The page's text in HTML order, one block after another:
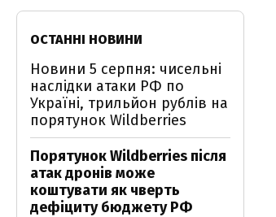
ОСТАННІ НОВИНИ
Новини 5 серпня: чисельні
наслідки атаки РФ по
Україні, трильйон рублів на
порятунок Wildberries
Порятунок Wildberries після
атак дронів може
коштувати як чверть
дефіциту бюджету РФ